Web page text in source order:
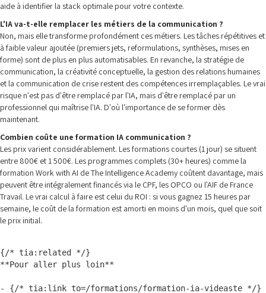
aide à identifier la stack optimale pour votre contexte.
L'IA va-t-elle remplacer les métiers de la communication ?
Non, mais elle transforme profondément ces métiers. Les tâches répétitives et
à faible valeur ajoutée (premiers jets, reformulations, synthèses, mises en
forme) sont de plus en plus automatisables. En revanche, la stratégie de
communication, la créativité conceptuelle, la gestion des relations humaines
et la communication de crise restent des compétences irremplaçables. Le vrai
risque n'est pas d'être remplacé par l'IA, mais d'être remplacé par un
professionnel qui maîtrise l'IA. D'où l'importance de se former dès
maintenant.
Combien coûte une formation IA communication ?
Les prix varient considérablement. Les formations courtes (1 jour) se situent
entre 800€ et 1 500€. Les programmes complets (30+ heures) comme la
formation Work with AI de The Intelligence Academy coûtent davantage, mais
peuvent être intégralement financés via le CPF, les OPCO ou l'AIF de France
Travail. Le vrai calcul à faire est celui du ROI : si vous gagnez 15 heures par
semaine, le coût de la formation est amorti en moins d'un mois, quel que soit
le prix initial.
{/* tia:related */}
**Pour aller plus loin**
- {/* tia:link to=/formations/formation-ia-videaste */}